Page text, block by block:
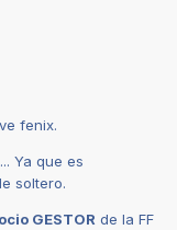
fenix.
Ya que es
soltero.
GESTOR de la FF